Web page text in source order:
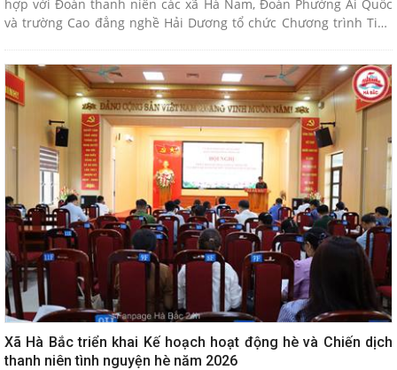
hợp với Đoàn thanh niên các xã Hà Nam, Đoàn Phường Ái Quốc
và trường Cao đẳng nghề Hải Dương tổ chức Chương trình Tiếp
tại Hội đồng thi tốt nghiệp THPT năm 2026
Xã Hà Bắc triển khai Kế hoạch hoạt động hè và Chiến dịch
thanh niên tình nguyện hè năm 2026